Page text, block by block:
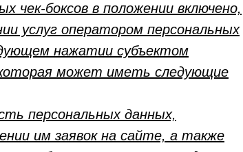
чек-боксов в положении включено,
услуг оператором персональных
нажатии субъектом
которая может иметь следующие
персональных данных,
им заявок на сайте, а также